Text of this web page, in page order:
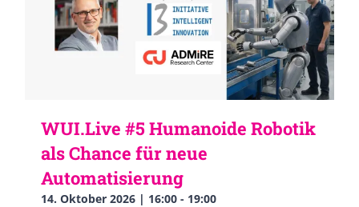
WUI.Live #5 Humanoide Robotik
als Chance für neue
Automatisierung
14. Oktober 2026 | 16:00 - 19:00